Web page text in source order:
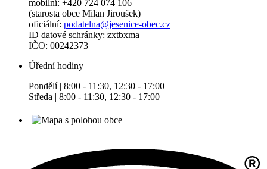
mobilní: +420 724 074 106
(starosta obce Milan Jiroušek)
oficiální: podatelna@jesenice-obec.cz
ID datové schránky: zxtbxma
IČO: 00242373
Úřední hodiny
Pondělí | 8:00 - 11:30, 12:30 - 17:00
Středa | 8:00 - 11:30, 12:30 - 17:00